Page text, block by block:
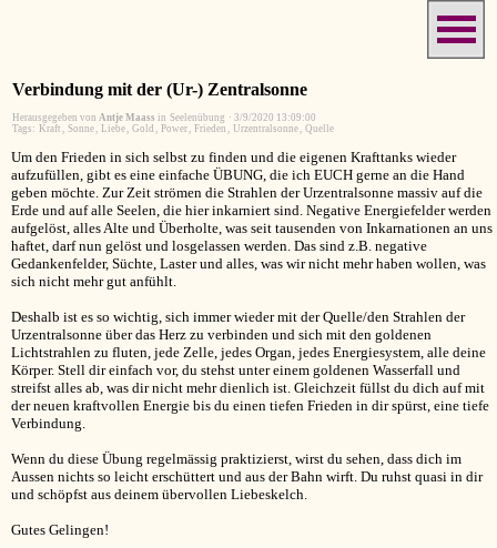
Verbindung mit der (Ur-) Zentralsonne
Herausgegeben von Antje Maass in Seelenübung · 3/9/2020 13:09:00
Tags: Kraft , Sonne, Liebe, Gold , Power, Frieden , Urzentralsonne, Quelle
Um den Frieden in sich selbst zu finden und die eigenen Krafttanks wieder
aufzufüllen, gibt es eine einfache ÜBUNG, die ich EUCH gerne an die Hand
geben möchte. Zur Zeit strömen die Strahlen der Urzentralsonne massiv auf die
Erde und auf alle Seelen, die hier inkarniert sind. Negative Energiefelder werden
aufgelöst, alles Alte und Überholte, was seit tausenden von Inkarnationen an uns
haftet, darf nun gelöst und losgelassen werden. Das sind z.B. negative
Gedankenfelder, Süchte, Laster und alles, was wir nicht mehr haben wollen, was
sich nicht mehr gut anfühlt.
Deshalb ist es so wichtig, sich immer wieder mit der Quelle/den Strahlen der
Urzentralsonne über das Herz zu verbinden und sich mit den goldenen
Lichtstrahlen zu fluten, jede Zelle, jedes Organ, jedes Energiesystem, alle deine
Körper. Stell dir einfach vor, du stehst unter einem goldenen Wasserfall und
streifst alles ab, was dir nicht mehr dienlich ist. Gleichzeit füllst du dich auf mit
der neuen kraftvollen Energie bis du einen tiefen Frieden in dir spürst, eine tiefe
Verbindung.
Wenn du diese Übung regelmässig praktizierst, wirst du sehen, dass dich im
Aussen nichts so leicht erschüttert und aus der Bahn wirft. Du ruhst quasi in dir
und schöpfst aus deinem übervollen Liebeskelch.
Gutes Gelingen!